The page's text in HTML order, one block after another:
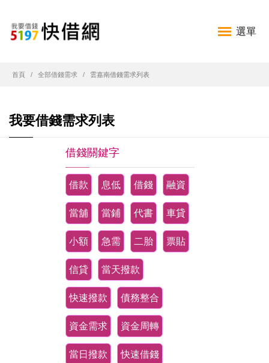
選單
首頁 全部借錢需求 雲嘉南借錢需求列表
我要借錢需求列表
借錢關鍵字
借款 息低 借錢 融資
當舖 當鋪 代書 車貸
小額 急需 二胎 票貼
信貸 當天撥款
快速撥款 債務整合
資金需求 資金周轉
當日撥款 快速借錢